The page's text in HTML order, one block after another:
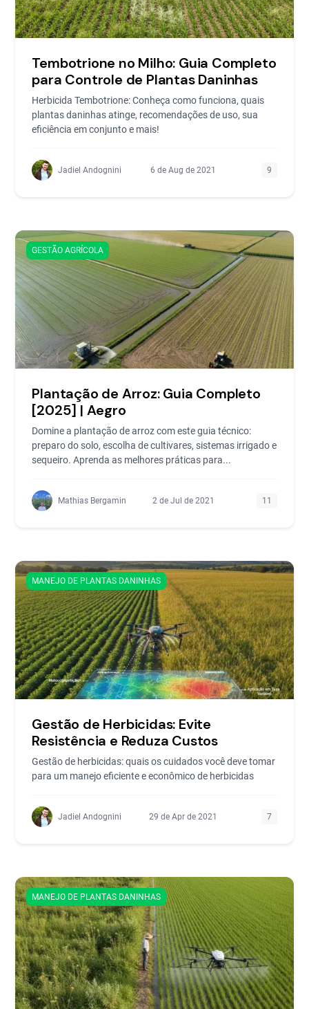
Tembotrione no Milho: Guia Completo
para Controle de Plantas Daninhas
Herbicida Tembotrione: Conheça como funciona, quais
plantas daninhas atinge, recomendações de uso, sua
eficiência em conjunto e mais!
Jadiel Andognini 6 de Aug de 2021 9
GESTÃO AGRÍCOLA
Plantação de Arroz: Guia Completo
[2025] | Aegro
Domine a plantação de arroz com este guia técnico:
preparo do solo, escolha de cultivares, sistemas irrigado e
sequeiro. Aprenda as melhores práticas para...
Mathias Bergamin 2 de Jul de 2021 11
MANEJO DE PLANTAS DANINHAS
Gestão de Herbicidas: Evite
Resistência e Reduza Custos
Gestão de herbicidas: quais os cuidados você deve tomar
para um manejo eficiente e econômico de herbicidas
Jadiel Andognini 29 de Apr de 2021 7
MANEJO DE PLANTAS DANINHAS